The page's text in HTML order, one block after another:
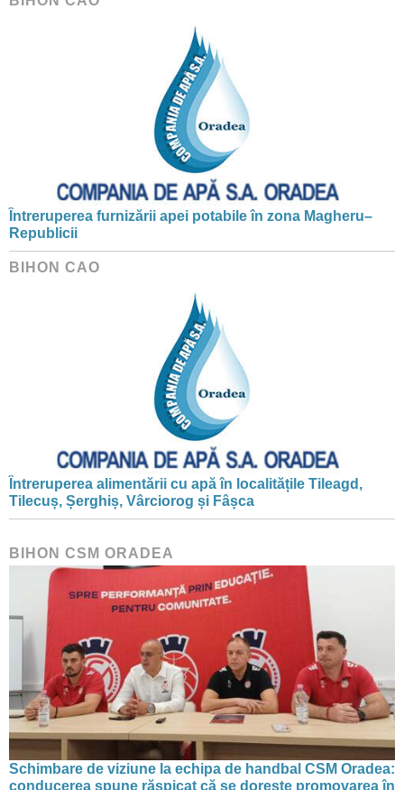
Întreruperea furnizării apei potabile în zona Magheru–
Republicii
BIHON CAO
Întreruperea alimentării cu apă în localitățile Tileagd,
Tilecuș, Șerghiș, Vârciorog și Fâșca
BIHON CSM ORADEA
Schimbare de viziune la echipa de handbal CSM Oradea:
conducerea spune răspicat că se dorește promovarea în